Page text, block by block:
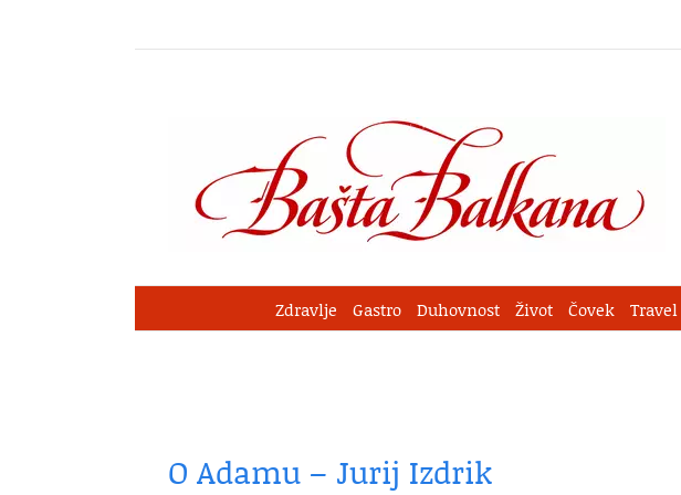
Zdravlje Gastro Duhovnost Život Čovek Travel
O Adamu – Jurij Izdrik